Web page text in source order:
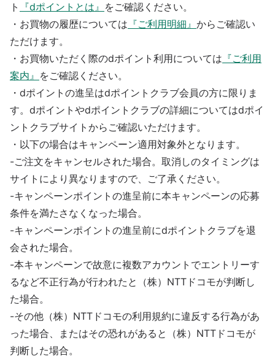
ト
『dポイントとは』 をご確認ください。
・お買物の履歴については 『ご利用明細』 からご確認い
ただけます。
・お買物いただく際のdポイント利用については 『ご利用
案内』 をご確認ください。
・dポイントの進呈はdポイントクラブ会員の方に限りま
す。dポイントやdポイントクラブの詳細についてはdポイ
ントクラブサイトからご確認いただけます。
・以下の場合はキャンペーン適用対象外となります。
-ご注文をキャンセルされた場合。取消しのタイミングは
サイトにより異なりますので、ご了承ください。
-キャンペーンポイントの進呈前に本キャンペーンの応募
条件を満たさなくなった場合。
-キャンペーンポイントの進呈前にdポイントクラブを退
会された場合。
-本キャンペーンで故意に複数アカウントでエントリーす
るなど不正行為が行われたと（株）NTTドコモが判断し
た場合。
-その他（株）NTTドコモの利用規約に違反する行為があ
った場合、またはその恐れがあると（株）NTTドコモが
判断した場合。